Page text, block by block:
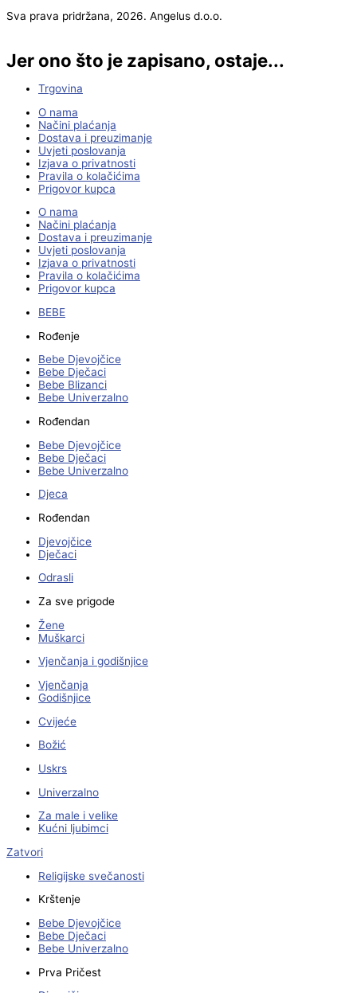
Sva prava pridržana, 2026. Angelus d.o.o.
Jer ono što je zapisano, ostaje...
Trgovina
O nama
Načini plaćanja
Dostava i preuzimanje
Uvjeti poslovanja
Izjava o privatnosti
Pravila o kolačićima
Prigovor kupca
O nama
Načini plaćanja
Dostava i preuzimanje
Uvjeti poslovanja
Izjava o privatnosti
Pravila o kolačićima
Prigovor kupca
BEBE
Rođenje
Bebe Djevojčice
Bebe Dječaci
Bebe Blizanci
Bebe Univerzalno
Rođendan
Bebe Djevojčice
Bebe Dječaci
Bebe Univerzalno
Djeca
Rođendan
Djevojčice
Dječaci
Odrasli
Za sve prigode
Žene
Muškarci
Vjenčanja i godišnjice
Vjenčanja
Godišnjice
Cvijeće
Božić
Uskrs
Univerzalno
Za male i velike
Kućni ljubimci
Zatvori
Religijske svečanosti
Krštenje
Bebe Djevojčice
Bebe Dječaci
Bebe Univerzalno
Prva Pričest